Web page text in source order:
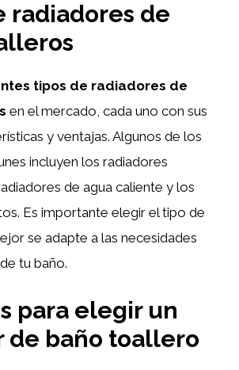
radiadores de
tipos de radiadores de
en el mercado, cada uno con sus
y ventajas. Algunos de los
incluyen los radiadores
de agua caliente y los
Es importante elegir el tipo de
se adapte a las necesidades
tu baño.
para elegir un
de baño toallero